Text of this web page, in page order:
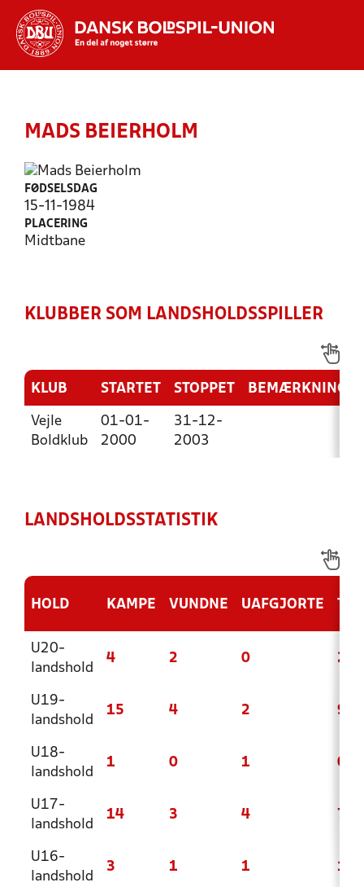
MADS BEIERHOLM
FØDSELSDAG
15-11-1984
PLACERING
Midtbane
KLUBBER SOM LANDSHOLDSSPILLER
KLUB STARTET STOPPET BEMÆRKNING
Vejle
Boldklub
01-01-
2000
31-12-
2003
LANDSHOLDSSTATISTIK
HOLD KAMPE VUNDNE UAFGJORTE
U20-
landshold
4 2 0 2
U19-
landshold
15 4 2 9
U18-
landshold
1 0 1 0
U17-
landshold
14 3 4 7
U16-
landshold
3 1 1 1